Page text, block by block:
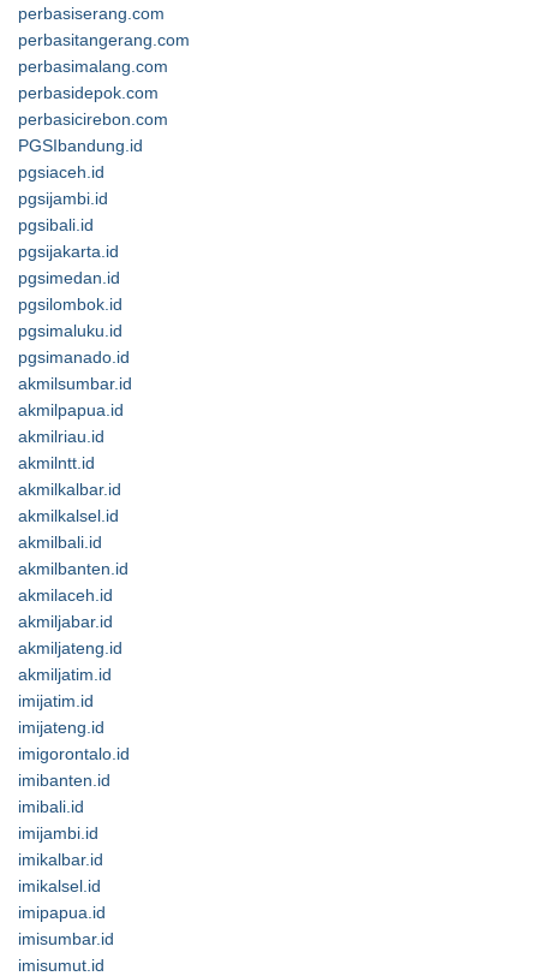
perbasiserang.com
perbasitangerang.com
perbasimalang.com
perbasidepok.com
perbasicirebon.com
PGSIbandung.id
pgsiaceh.id
pgsijambi.id
pgsibali.id
pgsijakarta.id
pgsimedan.id
pgsilombok.id
pgsimaluku.id
pgsimanado.id
akmilsumbar.id
akmilpapua.id
akmilriau.id
akmilntt.id
akmilkalbar.id
akmilkalsel.id
akmilbali.id
akmilbanten.id
akmilaceh.id
akmiljabar.id
akmiljateng.id
akmiljatim.id
imijatim.id
imijateng.id
imigorontalo.id
imibanten.id
imibali.id
imijambi.id
imikalbar.id
imikalsel.id
imipapua.id
imisumbar.id
imisumut.id